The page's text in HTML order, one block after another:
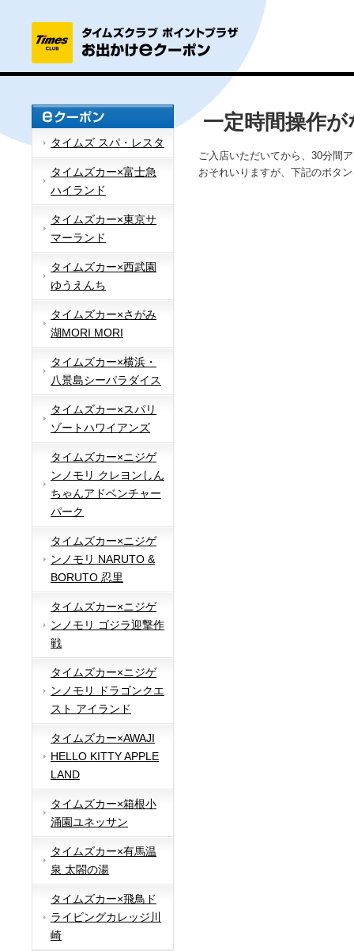
タイムズ スパ・レスタ
タイムズカー×富士急
ハイランド
タイムズカー×東京サ
マーランド
タイムズカー×西武園
ゆうえんち
タイムズカー×さがみ
湖MORI MORI
タイムズカー×横浜・
八景島シーパラダイス
タイムズカー×スパリ
ゾートハワイアンズ
タイムズカー×ニジゲ
ンノモリ クレヨンしん
ちゃんアドベンチャー
パーク
タイムズカー×ニジゲ
ンノモリ NARUTO &
BORUTO 忍里
タイムズカー×ニジゲ
ンノモリ ゴジラ迎撃作
戦
タイムズカー×ニジゲ
ンノモリ ドラゴンクエ
スト アイランド
タイムズカー×AWAJI
HELLO KITTY APPLE
LAND
タイムズカー×箱根小
涌園ユネッサン
タイムズカー×有馬温
泉 太閤の湯
タイムズカー×飛鳥ド
ライビングカレッジ川
崎
一定時間操作
ご入店いただいてから、30分間
おそれいりますが、下記のボタ